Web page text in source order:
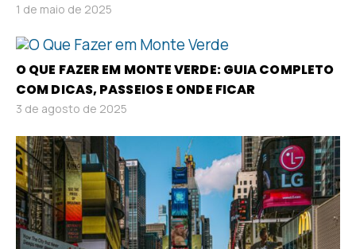
1 de maio de 2025
O QUE FAZER EM MONTE VERDE: GUIA COMPLETO
COM DICAS, PASSEIOS E ONDE FICAR
3 de agosto de 2025